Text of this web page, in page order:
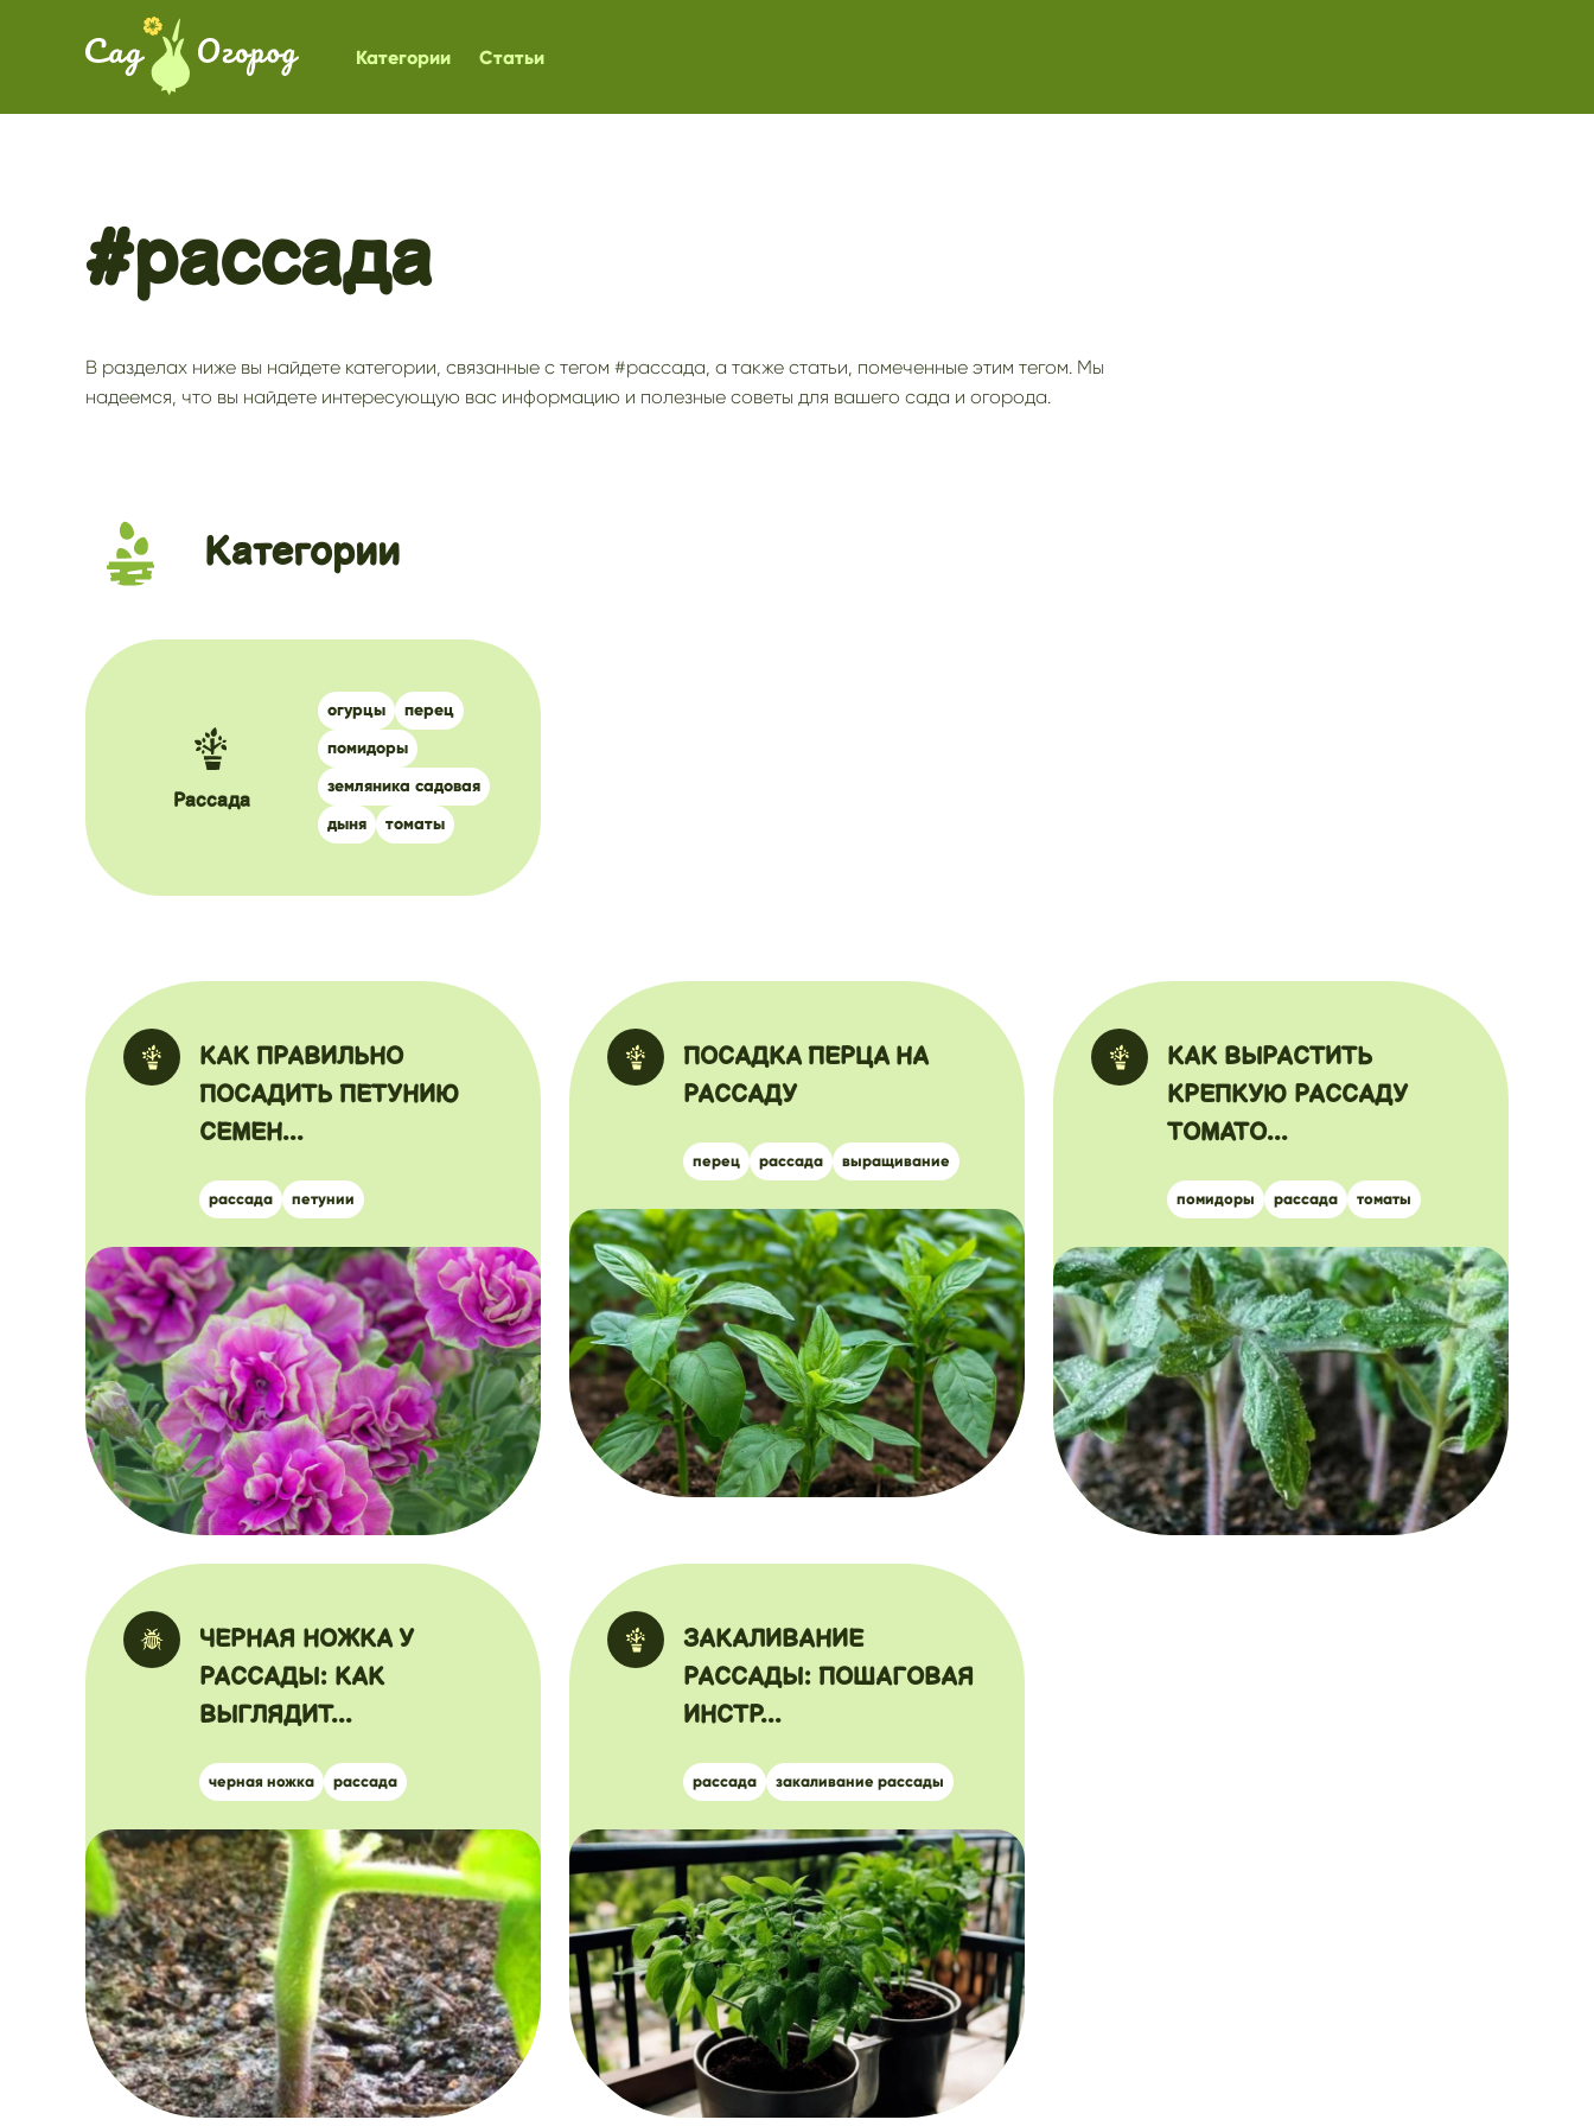
Категории Статьи
#рассада
В разделах ниже вы найдете категории, связанные с тегом #рассада, а также статьи, помеченные этим тегом. Мы
надеемся, что вы найдете интересующую вас информацию и полезные советы для вашего сада и огорода.
Категории
Рассада
огурцы
перец
помидоры
земляника садовая
дыня
томаты
КАК ПРАВИЛЬНО
ПОСАДИТЬ ПЕТУНИЮ
СЕМЕН...
рассада петунии
ПОСАДКА ПЕРЦА НА
РАССАДУ
перец рассада выращивание
КАК ВЫРАСТИТЬ
КРЕПКУЮ РАССАДУ
ТОМАТО...
помидоры рассада томаты
ЧЕРНАЯ НОЖКА У
РАССАДЫ: КАК
ВЫГЛЯДИТ...
черная ножка рассада
ЗАКАЛИВАНИЕ
РАССАДЫ: ПОШАГОВАЯ
ИНСТР...
рассада закаливание рассады